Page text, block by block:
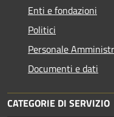
Enti e fondazioni
Politici
Personale
Documenti e dati
CATEGORIE DI SERVIZIO